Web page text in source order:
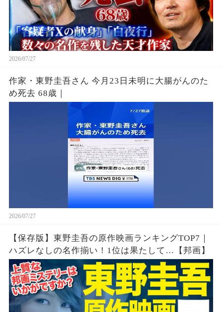
2026/07/27
作家・東野圭吾さん 今月23日未明に大腸がんのた
め死去 68歳｜
2026/07/27
【保存版】東野圭吾の原作映画ランキングTOP7｜
ハズレなしの名作揃い！1位は果たして…【邦画】